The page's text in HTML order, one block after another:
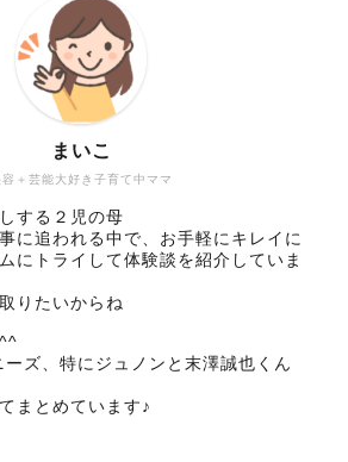
容＋芸能大好き子育て中ママ
まいこ
する２児の母
に追われる中で、お手軽にキレイに
にトライして体験談を紹介していま
りたいからね
^^
ズ、特にジュノンと末澤誠也くん
まとめています♪